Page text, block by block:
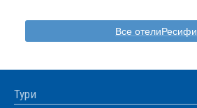
Все отелиРесифи
Тури